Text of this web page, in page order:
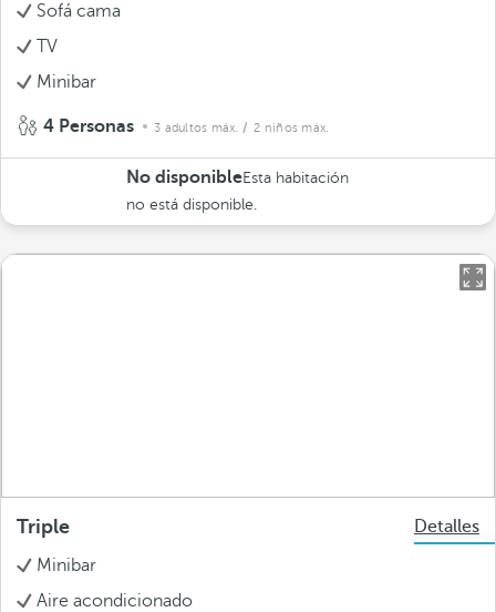
Sofá cama
TV
Minibar
4 Personas 3 adultos máx. / 2 niños máx.
No disponibleEsta habitación
no está disponible.
Triple
Detalles
Minibar
Aire acondicionado